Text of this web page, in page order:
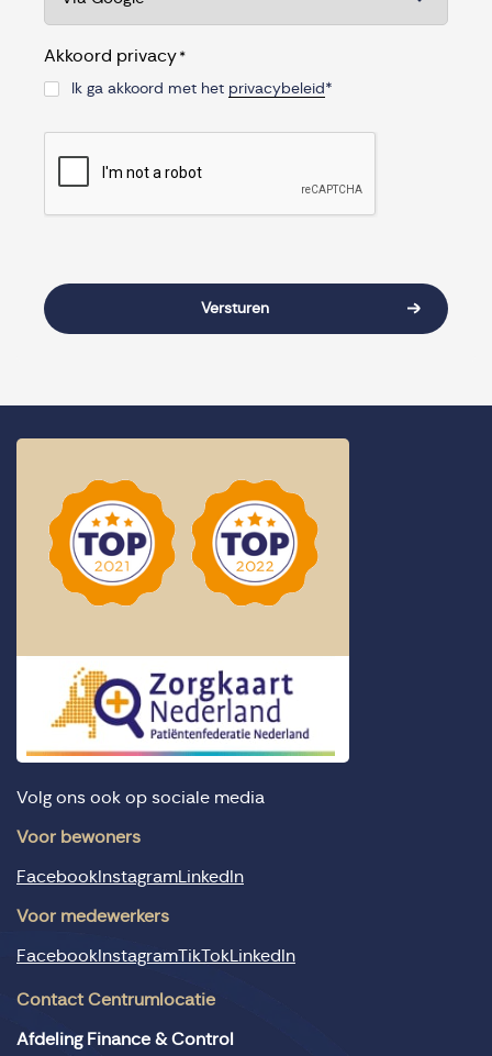
Akkoord privacy *
Ik ga akkoord met het privacybeleid *
Versturen
Volg ons ook op sociale media
Voor bewoners
Facebook Instagram LinkedIn
Voor medewerkers
Facebook InstagramTikTok LinkedIn
Contact Centrumlocatie
Afdeling Finance & Control